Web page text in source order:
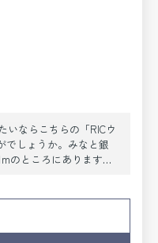
いならこちらの「RICウ
でしょうか。みなと銀
のところにあります。
ずは当社をお尋ねくだ
お客様のお悩みを解消
電話にてお待ちしてお